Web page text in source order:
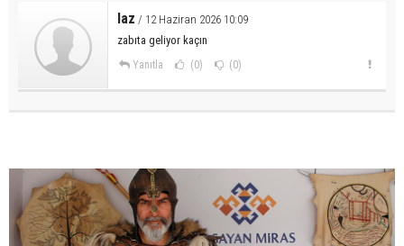
laz / 12 Haziran 2026 10:09
zabıta geliyor kaçın
Yanıtla (0) (0)